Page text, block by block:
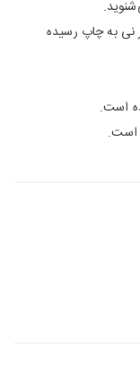
نی به چاپ رسیده
است.
است.